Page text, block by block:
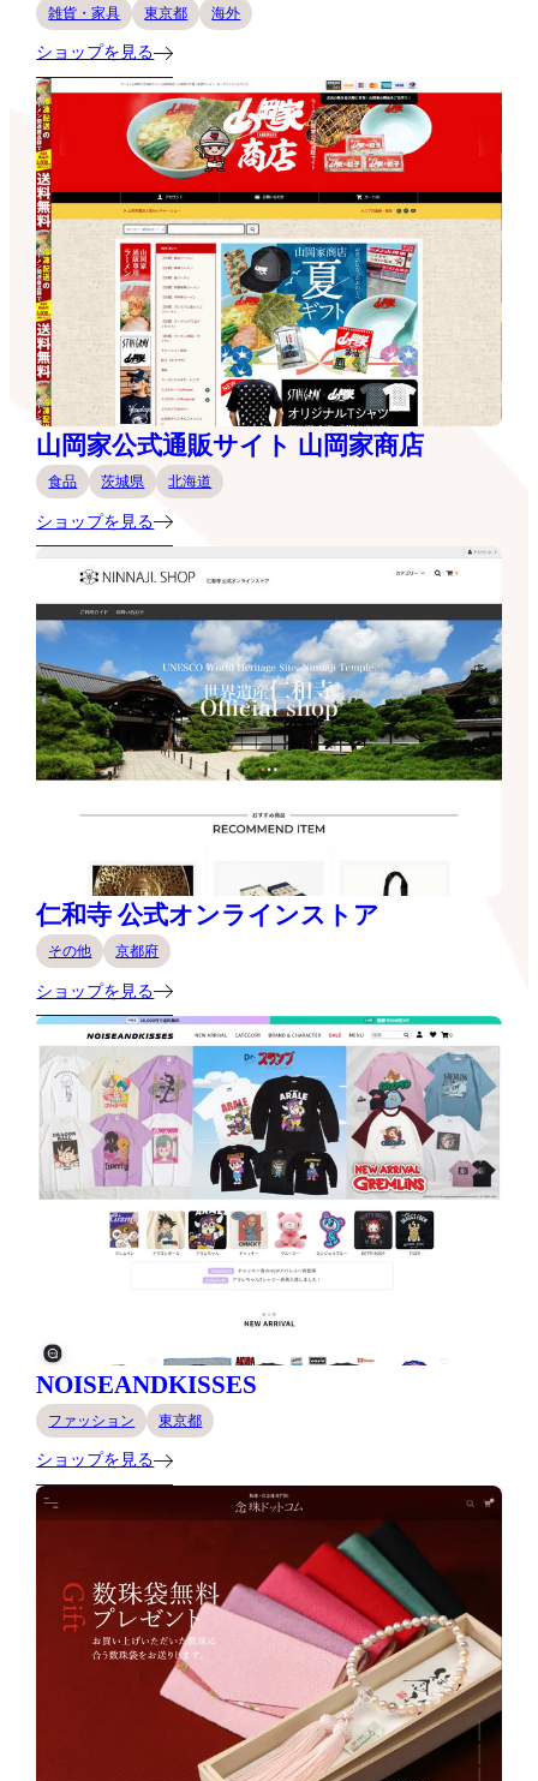
雑貨・家具 東京都 海外
ショップを見る
山岡家公式通販サイト 山岡家商店
食品 茨城県 北海道
ショップを見る
仁和寺 公式オンラインストア
その他 京都府
ショップを見る
NOISEANDKISSES
ファッション 東京都
ショップを見る